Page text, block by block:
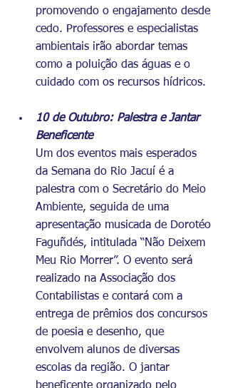
promovendo o engajamento desde
cedo. Professores e especialistas
ambientais irão abordar temas
como a poluição das águas e o
cuidado com os recursos hídricos.
10 de Outubro: Palestra e Jantar
Beneficente
Um dos eventos mais esperados
da Semana do Rio Jacuí é a
palestra com o Secretário do Meio
Ambiente, seguida de uma
apresentação musicada de Dorotéo
Faguñdés, intitulada “Não Deixem
Meu Rio Morrer”. O evento será
realizado na Associação dos
Contabilistas e contará com a
entrega de prêmios dos concursos
de poesia e desenho, que
envolvem alunos de diversas
escolas da região. O jantar